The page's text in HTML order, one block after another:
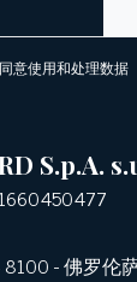
意使用和处理数据
S.p.A.
8100- 佛罗伦